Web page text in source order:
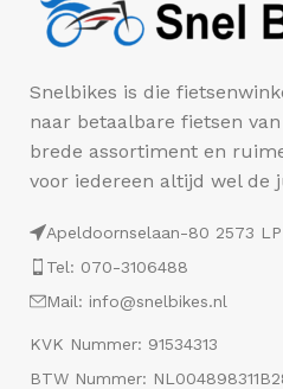
Snelbikes is die
naar betaalbare fietsen
brede assortiment en
voor iedereen altijd wel de
Apeldoornselaan-80 2573
Tel: 070-3106488
Mail: info@snelbikes.nl
KVK Nummer: 91534313
BTW Nummer: